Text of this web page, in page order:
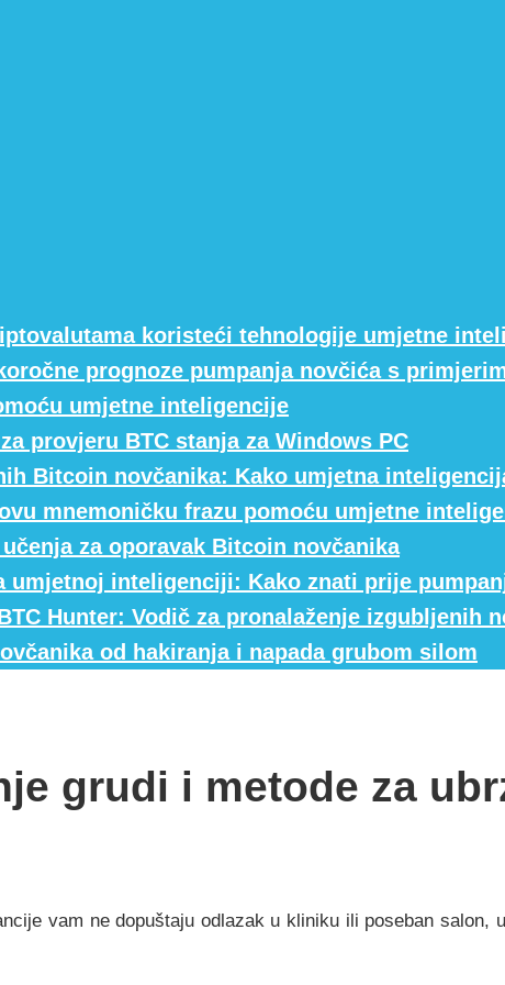
koristeći tehnologije umjetne
prognoze pumpanja novčića s
umjetne inteligencije
provjeru BTC stanja za Windows PC
Bitcoin novčanika: Kako umjetna
mnemoničku frazu pomoću umjetne
za oporavak Bitcoin novčanika
inteligenciji: Kako znati prije
Hunter: Vodič za pronalaženje izgubljenih
od hakiranja i napada grubom silom
grudi i metode za
vam ne dopuštaju odlazak u kliniku ili poseban salon,